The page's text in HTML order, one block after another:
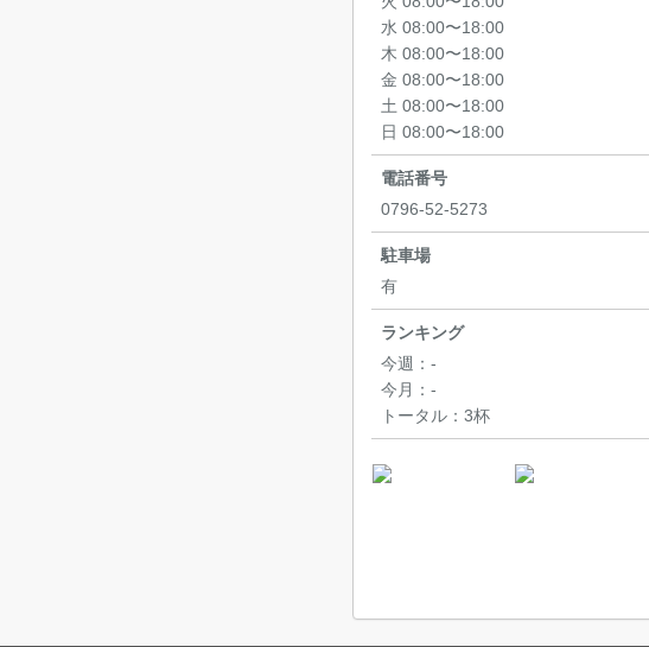
水 08:00〜18:00
木 08:00〜18:00
金 08:00〜18:00
土 08:00〜18:00
日 08:00〜18:00
電話番号
0796-52-5273
駐車場
有
ランキング
今週： -
今月： -
トータル： 3杯